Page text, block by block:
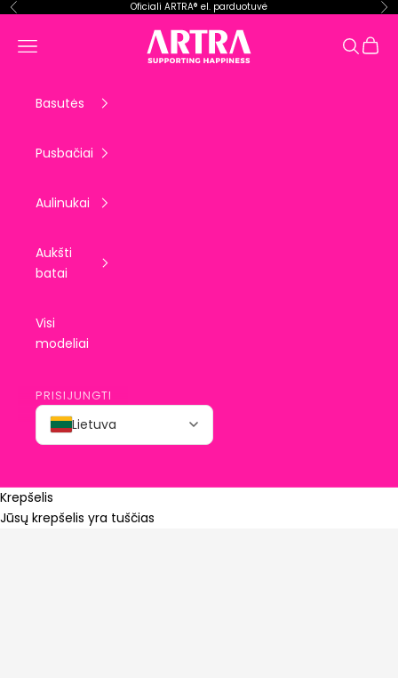
Pereiti prie turinio
Ankstesnis Oficiali ARTRA® el. parduotuvė
ARTRA EU
Meniu Paieška
Basutės
Pusbačiai
Aulinukai
Aukšti
batai
Visi
modeliai
PRISIJUNGTI
Lietuva
Krepšelis
Jūsų krepšelis yra tuščias